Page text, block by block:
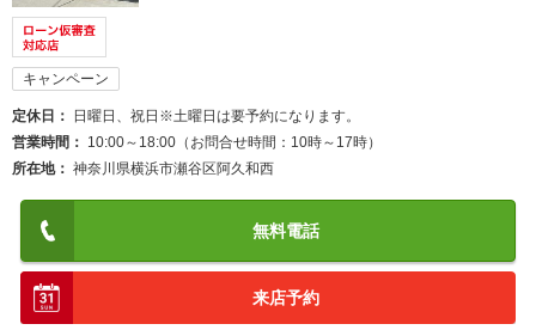
キャンペーン
定休日
日曜日、祝日※土曜日は要予約になります。
営業時間
10:00～18:00（お問合せ時間：10時～17時）
所在地
神奈川県横浜市瀬谷区阿久和西
無料電話
来店予約